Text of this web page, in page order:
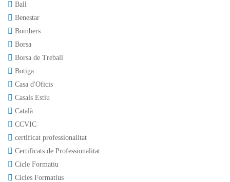
Ball
Benestar
Bombers
Borsa
Borsa de Treball
Botiga
Casa d'Oficis
Casals Estiu
Català
CCVIC
certificat professionalitat
Certificats de Professionalitat
Cicle Formatiu
Cicles Formatius